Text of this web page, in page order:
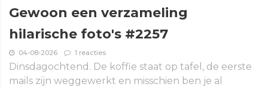
Gewoon een verzameling
hilarische foto's #2257
04-08-2026 1 reacties
Dinsdagochtend. De koffie staat op tafel, de eerste
mails zijn weggewerkt en misschien ben je al